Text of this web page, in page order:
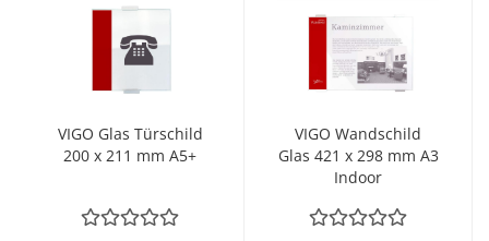
VIGO Glas Tür­schild
200 x 211 mm A5+
VIGO Wand­schild
Glas 421 x 298 mm A3
In­door